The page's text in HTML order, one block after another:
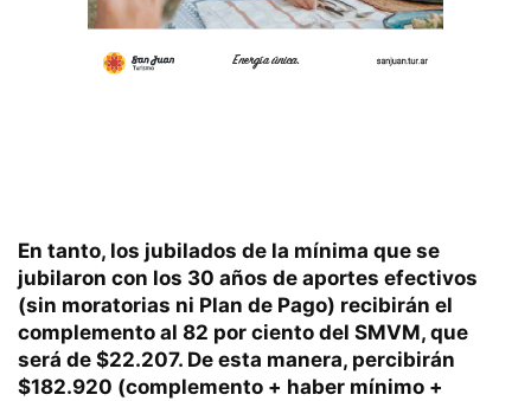
En tanto, los jubilados de la mínima que se
jubilaron con los 30 años de aportes efectivos
(sin moratorias ni Plan de Pago) recibirán el
complemento al 82 por ciento del SMVM, que
será de $22.207. De esta manera, percibirán
$182.920 (complemento + haber mínimo +